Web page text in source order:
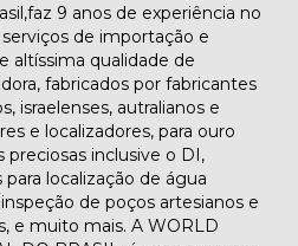
9 anos de experiência no
de importação e
altíssima qualidade de
fabricados por fabricantes
israelenses, autralianos e
e localizadores, para ouro
preciosas inclusive o DI,
localização de água
de poços artesianos e
e muito mais. A WORLD